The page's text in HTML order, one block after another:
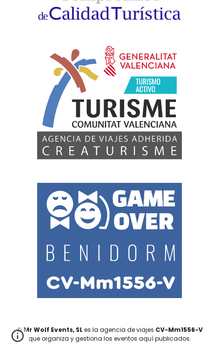
© Mr Wolf Events, SLes la agencia de viajes CV-Mm1556-V
que organiza y gestiona los eventos aquí publicados.